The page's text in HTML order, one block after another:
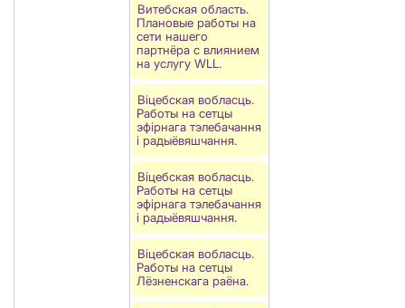
Витебская область.
Плановые работы на
сети нашего
партнёра с влиянием
на услугу WLL.
Віцебская вобласць.
Работы на сетцы
эфірнага тэлебачання
і радыёвяшчання.
Віцебская вобласць.
Работы на сетцы
эфірнага тэлебачання
і радыёвяшчання.
Віцебская вобласць.
Работы на сетцы
Лёзненскага раёна.